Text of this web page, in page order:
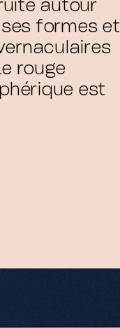
ses formes et
rouge
est